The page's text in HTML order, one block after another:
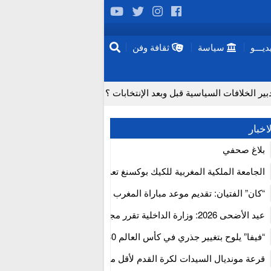
سياسة
ثقافة وفن
السياسية قبل وبعد الإنتخابات ؟
لماذا تعد عمليات زرع الدماغ مستحيلة حاليا؟
لدى المسنين تزامناً مع “موجة الحر”
الإيجابي للمجلس الأعلى للحسابات
آفاق علاجات بيولوجية لاضطرابات القلب
من سلسلة إمداد قطاع البناء بالمغرب
بلاغ صحفي
الجامعة الملكية المغربية للكيك بوكسنغ تعرب عن ارتياحها للتجاوب
للمجلس الأعلى للحسابات
“كان” الفتيان: تقديم موعد مباراة المغرب والكاميرون بسبب نهائي
إفريقيا
عيد الأضحى 2026: وزارة الداخلية تقرر مجانية ولوج أسواق الماشية
استنفار” لتنظيمها
“فيفا” يلوح بتغيير جذري في كأس العالم 2030